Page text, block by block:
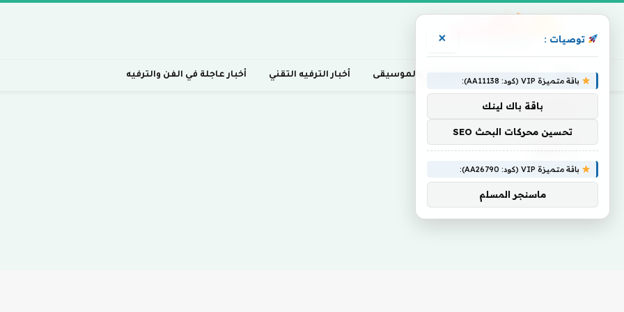
أخبار السينما، التلفزيون، والموسيقى أخبار الترفيه التقني أخبار عاجلة في الفن والترفيه
جافي
جافي
توصيات : ×
باقة متميزة VIP (كود: AA11138):
باقة باك لينك
تحسين محركات البحث SEO
باقة متميزة VIP (كود: AA26790):
ماسنجر المسلم